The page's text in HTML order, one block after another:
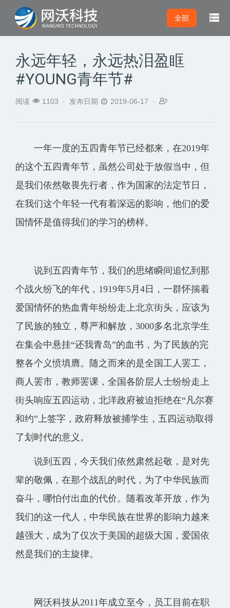

全部
永远年轻，永远热泪盈眶
#YOUNG青年节#
阅读  1103 · 发布日期  2019-06-17 · 
一年一度的五四青年节已经都来，在2019年
的这个五四青年节，虽然公司处于放假当中，但
是我们依然敬畏先行者，作为国家的法定节日，
在我们这个年轻一代有着深远的影响，他们的爱
国情怀是值得我们的学习的榜样。
说到五四青年节，我们的思绪瞬间追忆到那
个战火纷飞的年代，1919年5月4日，一群怀揣着
爱国情怀的热血青年纷纷走上北京街头，应该为
了民族的独立，尊严和解放，3000多名北京学生
在集会中悬挂“还我青岛”的血书，为了民族的完
整各个义愤填膺。随之而来的是全国工人罢工，
商人罢市，教师罢课，全国各阶层人士纷纷走上
街头响应五四运动，北洋政府被迫拒绝在“凡尔赛
和约”上签字，政府释放被捕学生，五四运动取得
了划时代的意义。
说到五四，今天我们依然肃然起敬，是对先
辈的敬佩，在那个战乱的时代，为了中华民族而
奋斗，哪怕付出血的代价。随着改革开放，作为
我们的这一代人，中华民族在世界的影响力越来
越强大，成为了仅次于美国的超级大国，爱国依
然是我们的主旋律。
网沃科技从2011年成立至今，员工目前在职